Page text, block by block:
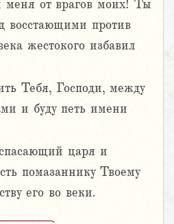
от врагов моих! Ты
восстающими против
жестокого избавил
Тебя, Господи, между
и буду петь имени
царя и
помазаннику Твоему
его во веки.